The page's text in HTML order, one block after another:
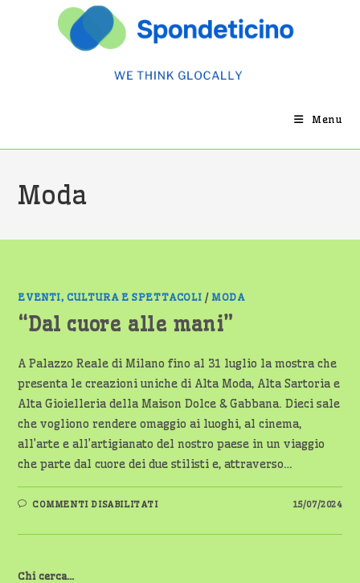
Menu
Moda
EVENTI, CULTURA E SPETTACOLI /MODA
“Dal cuore alle mani”
A Palazzo Reale di Milano fino al 31 luglio la mostra che
presenta le creazioni uniche di Alta Moda, Alta Sartoria e
Alta Gioielleria della Maison Dolce & Gabbana. Dieci sale
che vogliono rendere omaggio ai luoghi, al cinema,
all’arte e all’artigianato del nostro paese in un viaggio
che parte dal cuore dei due stilisti e, attraverso…
COMMENTI DISABILITATISU
ALLE
15/07/2024
Chi cerca...